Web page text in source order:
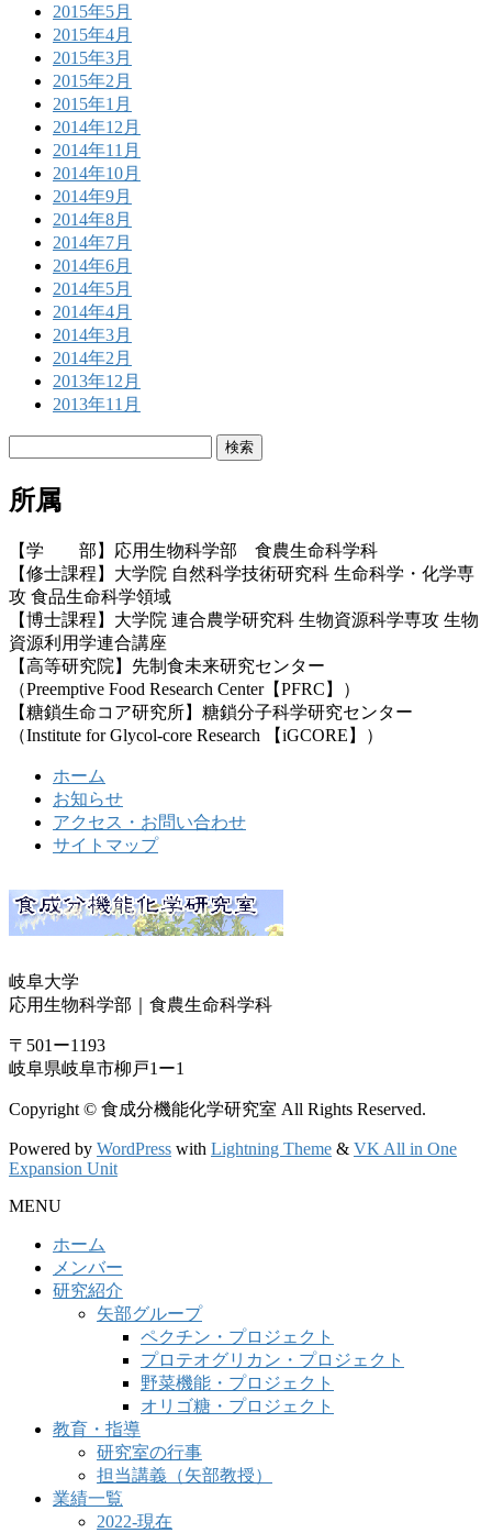
2015年5月
2015年4月
2015年3月
2015年2月
2015年1月
2014年12月
2014年11月
2014年10月
2014年9月
2014年8月
2014年7月
2014年6月
2014年5月
2014年4月
2014年3月
2014年2月
2013年12月
2013年11月
所属
【学 部】応用生物科学部 食農生命科学科
【修士課程】大学院 自然科学技術研究科 生命科学・化学専
攻 食品生命科学領域
【博士課程】大学院 連合農学研究科 生物資源科学専攻 生物
資源利用学連合講座
【高等研究院】先制食未来研究センター
（Preemptive Food Research Center【PFRC】）
【糖鎖生命コア研究所】糖鎖分子科学研究センター
（Institute for Glycol-core Research 【iGCORE】）
ホーム
お知らせ
アクセス・お問い合わせ
サイトマップ
岐阜大学
応用生物科学部｜食農生命科学科
〒501ー1193
岐阜県岐阜市柳戸1ー1
Copyright © 食成分機能化学研究室 All Rights Reserved.
Powered by WordPress with Lightning Theme & VK All in One
Expansion Unit
MENU
ホーム
メンバー
研究紹介
矢部グループ
ペクチン・プロジェクト
プロテオグリカン・プロジェクト
野菜機能・プロジェクト
オリゴ糖・プロジェクト
教育・指導
研究室の行事
担当講義（矢部教授）
業績一覧
2022-現在